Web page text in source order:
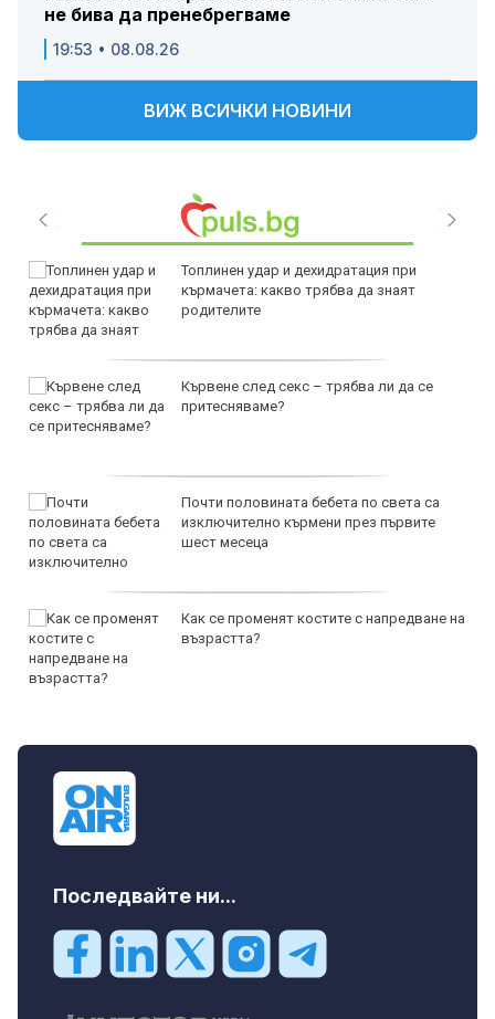
не бива да пренебрегваме
19:53 • 08.08.26
ВИЖ ВСИЧКИ НОВИНИ
Топлинен удар и дехидратация при
кърмачета: какво трябва да знаят
родителите
Кървене след секс – трябва ли да се
притесняваме?
Почти половината бебета по света са
изключително кърмени през първите
шест месеца
Как се променят костите с напредване на
възрастта?
Последвайте ни...